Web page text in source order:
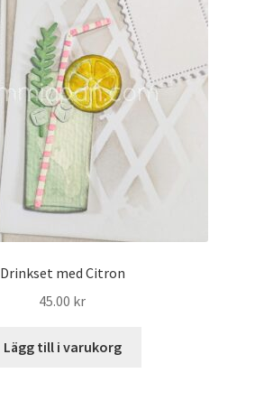
Drinkset med Citron
45.00 kr
Lägg till i varukorg